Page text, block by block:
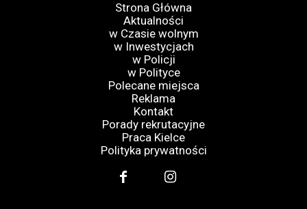
Strona Główna
Aktualności
w Czasie wolnym
w Inwestycjach
w Policji
w Polityce
Polecane miejsca
Reklama
Kontakt
Porady rekrutacyjne
Praca Kielce
Polityka prywatności